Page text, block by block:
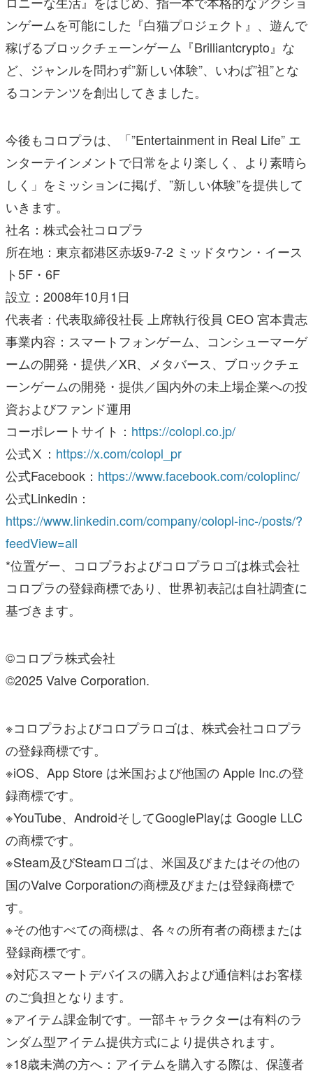
ンゲームを可能にした『白猫プロジェクト』、遊んで
稼げるブロックチェーンゲーム『Brilliantcrypto』な
ど、ジャンルを問わず”新しい体験”、いわば”祖”とな
るコンテンツを創出してきました。
今後もコロプラは、「”Entertainment in Real Life” エ
ンターテインメントで日常をより楽しく、より素晴ら
しく」をミッションに掲げ、”新しい体験”を提供して
いきます。
社名：株式会社コロプラ
所在地：東京都港区赤坂9-7-2 ミッドタウン・イース
ト5F・6F
設立：2008年10月1日
代表者：代表取締役社長 上席執行役員 CEO 宮本貴志
事業内容：スマートフォンゲーム、コンシューマーゲ
ームの開発・提供／XR、メタバース、ブロックチェ
ーンゲームの開発・提供／国内外の未上場企業への投
資およびファンド運用
コーポレートサイト： https://colopl.co.jp/
公式Ⅹ： https://x.com/colopl_pr
公式Facebook： https://www.facebook.com/coloplinc/
公式Linkedin：
https://www.linkedin.com/company/colopl-inc-/posts/?
feedView=all
*位置ゲー、コロプラおよびコロプラロゴは株式会社
コロプラの登録商標であり、世界初表記は自社調査に
基づきます。
©コロプラ株式会社
©2025 Valve Corporation.
※コロプラおよびコロプラロゴは、株式会社コロプラ
の登録商標です。
※iOS、App Store は米国および他国の Apple Inc.の登
録商標です。
※YouTube、AndroidそしてGooglePlayは Google LLC
の商標です。
※Steam及びSteamロゴは、米国及びまたはその他の
国のValve Corporationの商標及びまたは登録商標で
す。
※その他すべての商標は、各々の所有者の商標または
登録商標です。
※対応スマートデバイスの購入および通信料はお客様
のご負担となります。
※アイテム課金制です。一部キャラクターは有料のラ
ンダム型アイテム提供方式により提供されます。
※18歳未満の方へ：アイテムを購入する際は、保護者